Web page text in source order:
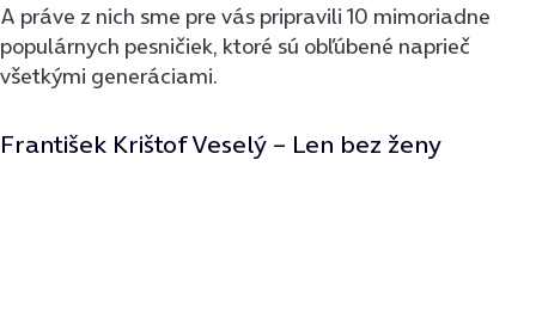
A práve z nich sme pre vás pripravili 10 mimoriadne
populárnych pesničiek, ktoré sú obľúbené naprieč
všetkými generáciami.
František Krištof Veselý – Len bez ženy